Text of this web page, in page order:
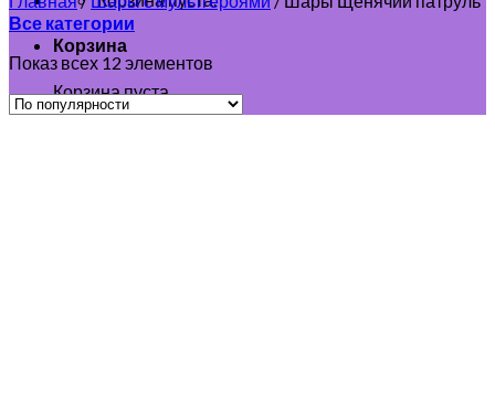
Корзина
Корзина пуста.
Все категории
Показ всех 12 элементов